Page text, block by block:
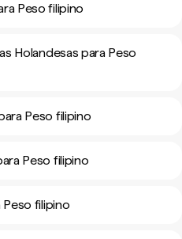
Peso filipino
Holandesas para Peso
Peso filipino
Peso filipino
Peso filipino